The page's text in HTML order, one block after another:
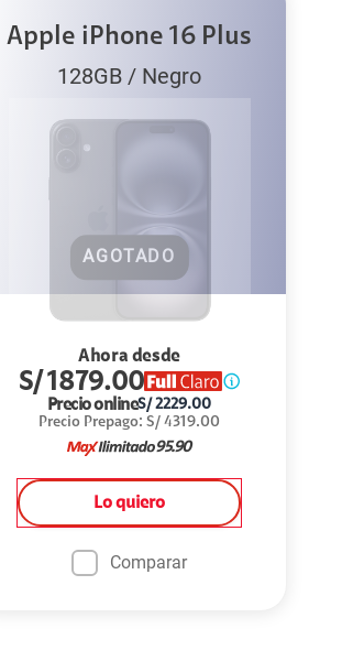
Apple iPhone 16 Plus
128GB / Negro
AGOTADO
Ahora desde
S/1879.00
Precio onlineS/2229.00
Precio Prepago: S/ 4319.00
95.90
Lo quiero
Comparar